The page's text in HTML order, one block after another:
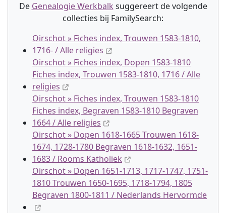
De Genealogie Werkbalk suggereert de volgende
collecties bij FamilySearch:
Oirschot » Fiches index, Trouwen 1583-1810,
1716- / Alle religies
Oirschot » Fiches index, Dopen 1583-1810
Fiches index, Trouwen 1583-1810, 1716 / Alle
religies
Oirschot » Fiches index, Trouwen 1583-1810
Fiches index, Begraven 1583-1810 Begraven
1664 / Alle religies
Oirschot » Dopen 1618-1665 Trouwen 1618-
1674, 1728-1780 Begraven 1618-1632, 1651-
1683 / Rooms Katholiek
Oirschot » Dopen 1651-1713, 1717-1747, 1751-
1810 Trouwen 1650-1695, 1718-1794, 1805
Begraven 1800-1811 / Nederlands Hervormde